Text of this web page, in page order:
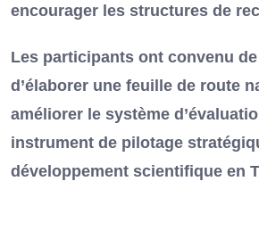
encourager les structures de
Les participants ont convenu
d’élaborer une feuille de route
améliorer le système
instrument de pilotage
développement scientifique en